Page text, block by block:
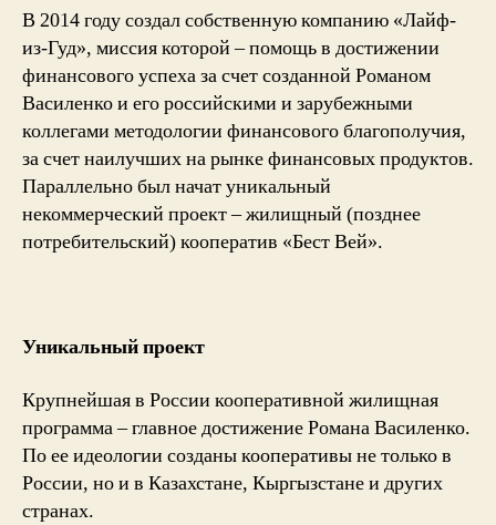
В 2014 году создал собственную компанию «Лайф-
из-Гуд», миссия которой – помощь в достижении
финансового успеха за счет созданной Романом
Василенко и его российскими и зарубежными
коллегами методологии финансового благополучия,
за счет наилучших на рынке финансовых продуктов.
Параллельно был начат уникальный
некоммерческий проект – жилищный (позднее
потребительский) кооператив «Бест Вей».
Уникальный проект
Крупнейшая в России кооперативной жилищная
программа – главное достижение Романа Василенко.
По ее идеологии созданы кооперативы не только в
России, но и в Казахстане, Кыргызстане и других
странах.